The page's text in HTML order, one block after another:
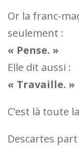
Or la franc-
seulement :
« Pense. »
Elle dit aussi :
« Travaille. »
C’est là toute
Descartes